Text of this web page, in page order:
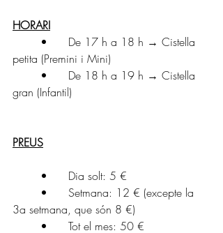
HORARI
petita (Premini i Mini)
gran (Infantil)
PREUS
	•	Dia solt: 5 €
3a setmana, que són 8 €)
	•	Tot el mes: 50 €